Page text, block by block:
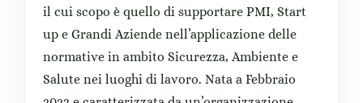
il cui scopo è quello di supportare PMI, Start
up e Grandi Aziende nell’applicazione delle
normative in ambito Sicurezza, Ambiente e
Salute nei luoghi di lavoro. Nata a Febbraio